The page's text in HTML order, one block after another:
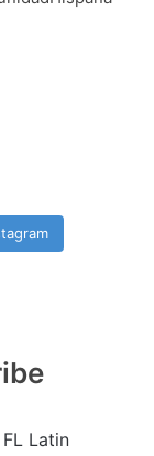
Latin